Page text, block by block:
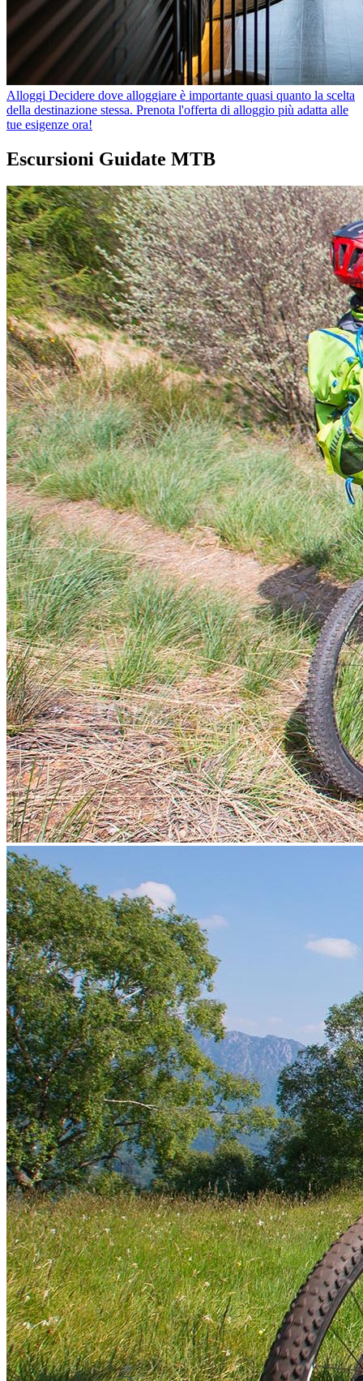
Alloggi Decidere dove alloggiare è importante quasi quanto la scelta
della destinazione stessa. Prenota l'offerta di alloggio più adatta alle
tue esigenze ora!
Escursioni Guidate MTB